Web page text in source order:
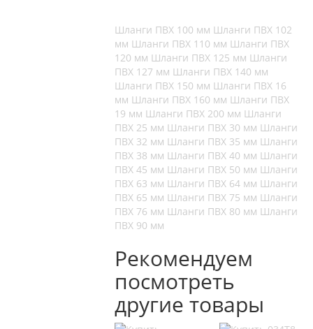
Шланги ПВХ 100 мм Шланги ПВХ 102
мм Шланги ПВХ 110 мм Шланги ПВХ
120 мм Шланги ПВХ 125 мм Шланги
ПВХ 127 мм Шланги ПВХ 140 мм
Шланги ПВХ 150 мм Шланги ПВХ 16
мм Шланги ПВХ 160 мм Шланги ПВХ
19 мм Шланги ПВХ 200 мм Шланги
ПВХ 25 мм Шланги ПВХ 30 мм Шланги
ПВХ 32 мм Шланги ПВХ 35 мм Шланги
ПВХ 38 мм Шланги ПВХ 40 мм Шланги
ПВХ 45 мм Шланги ПВХ 50 мм Шланги
ПВХ 63 мм Шланги ПВХ 64 мм Шланги
ПВХ 65 мм Шланги ПВХ 75 мм Шланги
ПВХ 76 мм Шланги ПВХ 80 мм Шланги
ПВХ 90 мм
Рекомендуем
посмотреть
другие товары